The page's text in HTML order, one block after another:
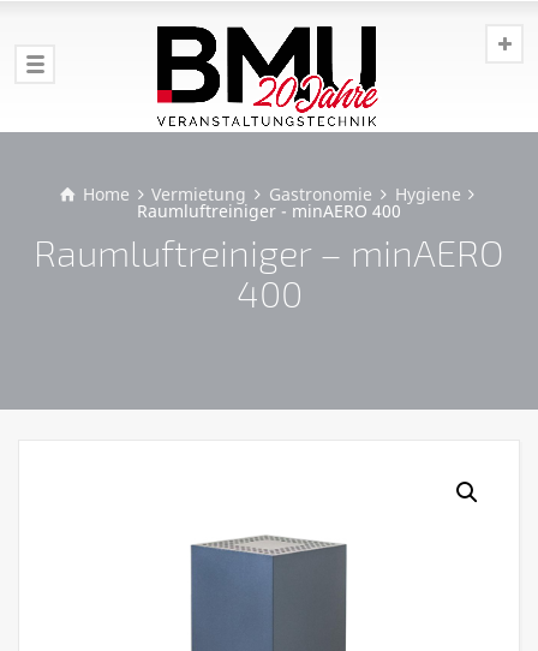
Home Vermietung Gastronomie Hygiene
Raumluftreiniger - minAERO 400
Raumluftreiniger – minAERO
400